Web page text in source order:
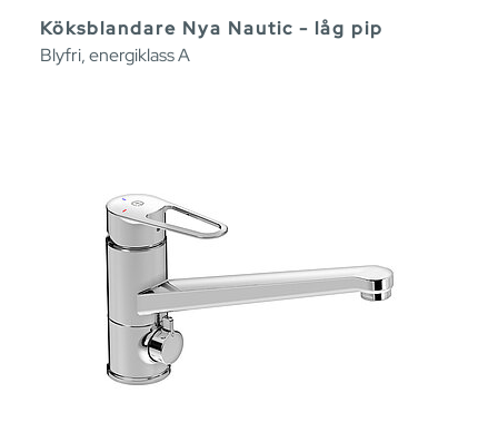
Köksblandare Nya Nautic - låg pip
Blyfri, energiklass A